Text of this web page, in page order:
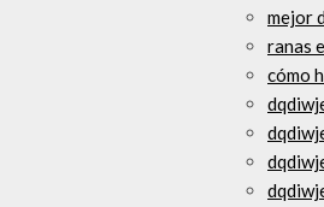
mejor
ranas
cómo